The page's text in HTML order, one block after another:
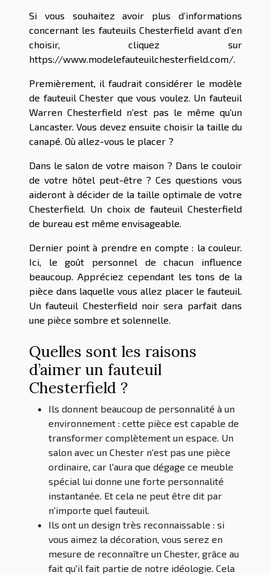
Si vous souhaitez avoir plus d’informations
concernant les fauteuils Chesterfield avant d’en
choisir, cliquez sur
https://www.modelefauteuilchesterfield.com/
Premièrement, il faudrait considérer le modèle
de fauteuil Chester que vous voulez. Un fauteuil
Warren Chesterfield n'est pas le même qu'un
Lancaster. Vous devez ensuite choisir la taille du
canapé. Où allez-vous le placer ?
Dans le salon de votre maison ? Dans le couloir
de votre hôtel peut-être ? Ces questions vous
aideront à décider de la taille optimale de votre
Chesterfield. Un choix de fauteuil Chesterfield
de bureau est même envisageable.
Dernier point à prendre en compte : la couleur.
Ici, le goût personnel de chacun influence
beaucoup. Appréciez cependant les tons de la
pièce dans laquelle vous allez placer le fauteuil.
Un fauteuil Chesterfield noir sera parfait dans
une pièce sombre et solennelle.
Quelles sont les raisons
d’aimer un fauteuil
Chesterfield ?
Ils donnent beaucoup de personnalité à un
environnement : cette pièce est capable de
transformer complètement un espace. Un
salon avec un Chester n'est pas une pièce
ordinaire, car l'aura que dégage ce meuble
spécial lui donne une forte personnalité
instantanée. Et cela ne peut être dit par
n'importe quel fauteuil.
Ils ont un design très reconnaissable : si
vous aimez la décoration, vous serez en
mesure de reconnaître un Chester, grâce au
fait qu'il fait partie de notre idéologie. Cela